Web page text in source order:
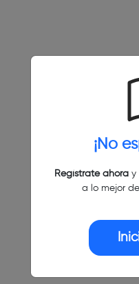
¡No
Regístrate ahoray
a lo mejor